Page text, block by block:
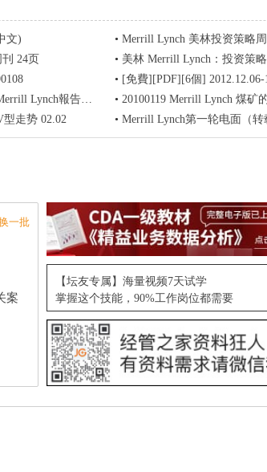
文) • Merrill Lynch 美林投资策略
24页 • 美林 Merrill Lynch：投资策
• [免費][PDF][6個] 2012.12.06-12-
報告，給需要的伙伴 • 20100119 Merrill Lynch 煤矿的
走势 02.02 • Merrill Lynch第一轮电面（转
一批
案
【坛友专属】海量视频7天试学
掌握这个技能，90%工作岗位都需要